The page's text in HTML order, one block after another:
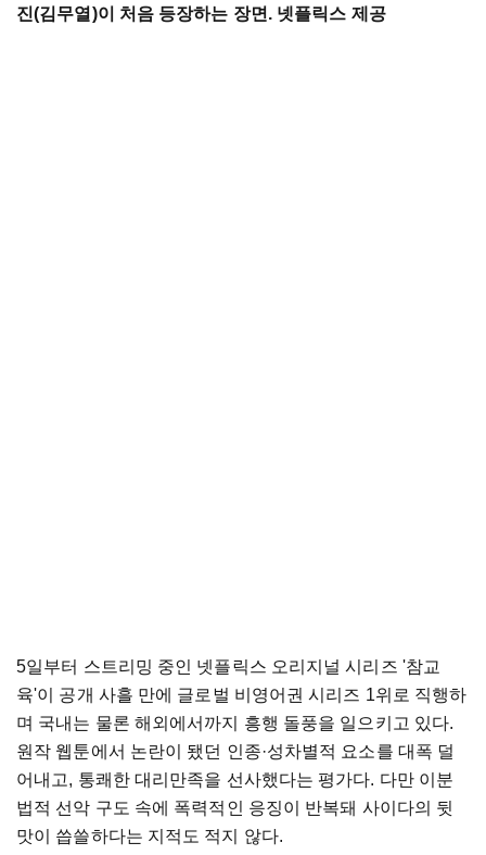
진(김무열)이 처음 등장하는 장면. 넷플릭스 제공
5일부터 스트리밍 중인 넷플릭스 오리지널 시리즈 '참교
육'이 공개 사흘 만에 글로벌 비영어권 시리즈 1위로 직행하
며 국내는 물론 해외에서까지 흥행 돌풍을 일으키고 있다.
원작 웹툰에서 논란이 됐던 인종·성차별적 요소를 대폭 덜
어내고, 통쾌한 대리만족을 선사했다는 평가다. 다만 이분
법적 선악 구도 속에 폭력적인 응징이 반복돼 사이다의 뒷
맛이 씁쓸하다는 지적도 적지 않다.